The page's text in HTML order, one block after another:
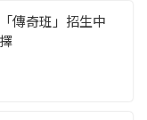
傳奇班」招生中